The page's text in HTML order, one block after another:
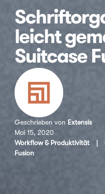
leicht
Suitcase
Geschrieben von Extensis
Mai 15, 2020
Workflow & Produktivität
|
Fusion